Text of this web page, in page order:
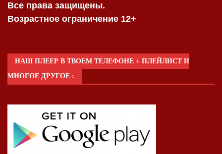
Все права защищены.
Возрастное ограничение 12+
НАШ ПЛЕЕР В ТВОЕМ ТЕЛЕФОНЕ + ПЛЕЙЛИСТ И
МНОГОЕ ДРУГОЕ :